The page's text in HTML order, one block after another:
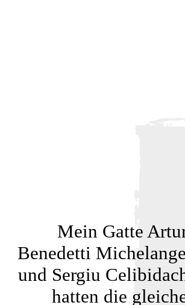
Mein Gatte
Benedetti
und Sergiu
hatten die